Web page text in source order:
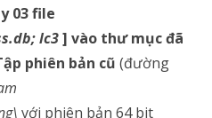
03 file
lc3] vào thư mục đã
phiên bản cũ (đường
với phiên bản 64 bit